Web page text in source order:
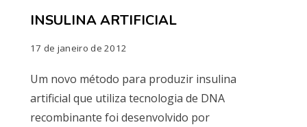
INSULINA ARTIFICIAL
17 de janeiro de 2012
Um novo método para produzir insulina
artificial que utiliza tecnologia de DNA
recombinante foi desenvolvido por